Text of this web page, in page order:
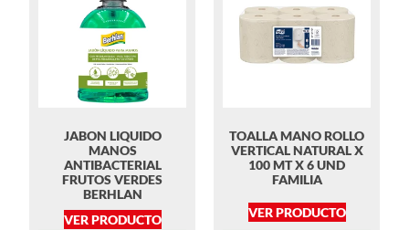
JABON LIQUIDO
MANOS
ANTIBACTERIAL
FRUTOS VERDES
BERHLAN
VER PRODUCTO
TOALLA MANO ROLLO
VERTICAL NATURAL X
100 MT X 6 UND
FAMILIA
VER PRODUCTO